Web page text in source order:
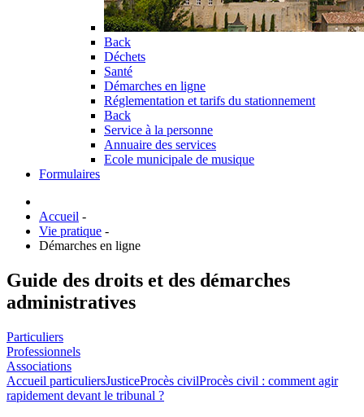
Back
Déchets
Santé
Démarches en ligne
Réglementation et tarifs du stationnement
Back
Service à la personne
Annuaire des services
Ecole municipale de musique
Formulaires
Accueil -
Vie pratique -
Démarches en ligne
Guide des droits et des démarches
administratives
Particuliers
Professionnels
Associations
Accueil particuliersJusticeProcès civilProcès civil : comment agir
rapidement devant le tribunal ?